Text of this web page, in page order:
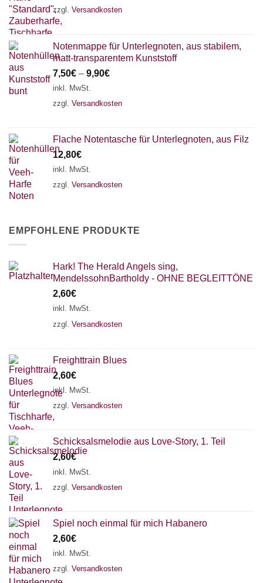
zzgl. Versandkosten
Notenmappe für Unterlegnoten, aus stabilem,
matt-transparentem Kunststoff
7,50€ – 9,90€
inkl. MwSt.
zzgl. Versandkosten
Flache Notentasche für Unterlegnoten, aus Filz
12,80€
inkl. MwSt.
zzgl. Versandkosten
EMPFOHLENE PRODUKTE
Hark! The Herald Angels sing,
MendelssohnBartholdy - OHNE BEGLEITTÖNE
2,60€
inkl. MwSt.
zzgl. Versandkosten
Freighttrain Blues
2,60€
inkl. MwSt.
zzgl. Versandkosten
Schicksalsmelodie aus Love-Story, 1. Teil
2,60€
inkl. MwSt.
zzgl. Versandkosten
Spiel noch einmal für mich Habanero
2,60€
inkl. MwSt.
zzgl. Versandkosten